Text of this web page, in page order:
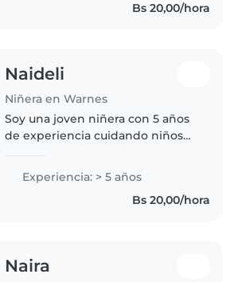
Bs 20,00/hora
Naideli
Niñera en Warnes
Soy una joven niñera con 5 años
de experiencia cuidando niños
formación en enfermería y me
encanta hacer manualidades y
jugar con los niños. Soy
Experiencia: > 5 años
Bs 20,00/hora
Naira